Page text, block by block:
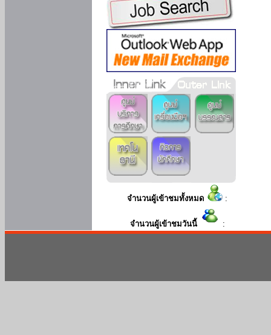
จำนวนผู้เข้าชมทั้งหมด :
จำนวนผู้เข้าชมวันนี้ :